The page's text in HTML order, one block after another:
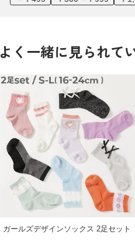
よく一緒に見られて
ガールズデザインソックス 2足セット